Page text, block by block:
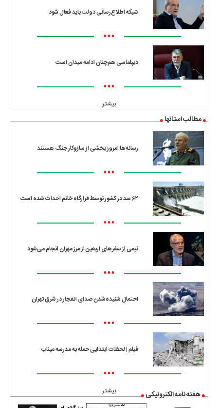
شبکه اطلاع‌رسانی دولت باید فعال شود
•••
دیپلماسی هم‌چنان ادامه میدان است
•••
بیشتر
مطالب استانها
رسانه‌ها امروز بخشی از سازوکار جنگ هستند
•••
۶۲ سد در کشور توسط قرارگاه خاتم احداث شده است
•••
نیمی از سفرهای اربعین از مرز مهران انجام می‌شود
•••
احتمال شنیده‌شدن صدای انفجار در شرق تهران
•••
فیلم | لحظات ابتدایی حمله به مدرسه میناب
•••
بیشتر هفته نامه الکترونیکی